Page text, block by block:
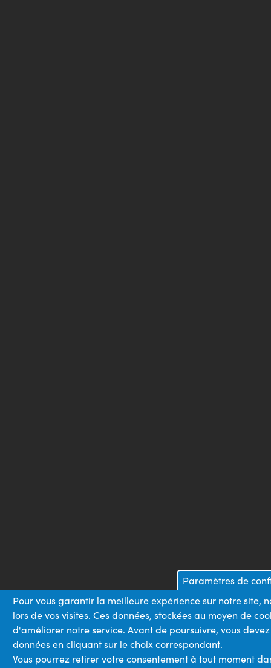
Paramètres de
Pour vous garantir la meilleure expérience sur notre site,
lors de vos visites. Ces données, stockées au moyen de
d'améliorer notre service. Avant de poursuivre, vous
données en cliquant sur le choix correspondant.
Vous pourrez retirer votre consentement à tout moment